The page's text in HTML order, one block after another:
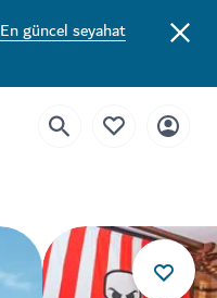
En güncel seyahat